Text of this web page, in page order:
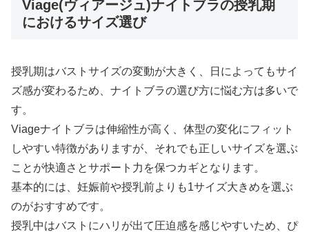
Viage(ヴィアージュ)ナイトブラの授乳期
におけるサイズ選び
授乳期はバストサイズの変動が大きく、日によってもサイ
ズ感が変わるため、ナイトブラの選び方に悩む方は多いで
す。
Viageナイトブラは伸縮性が高く、体型の変化にフィット
しやすい特徴がありますが、それでも正しいサイズを選ぶ
ことが快適さとサポート力を保つカギとなります。
基本的には、妊娠前や授乳前よりも1サイズ大きめを選ぶ
のがおすすめです。
授乳中はバストにハリが出て圧迫感を感じやすいため、ぴ